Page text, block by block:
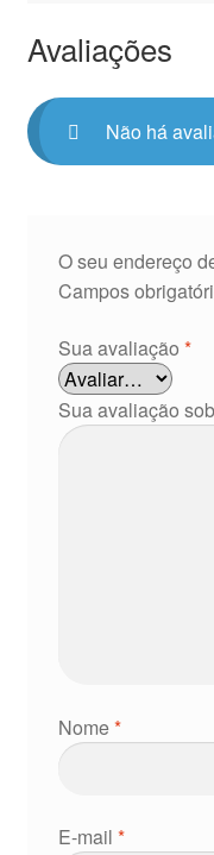
Avaliações
Não há
O seu endereço
Campos
Sua avaliação *
Sua avaliação
Nome*
E-mail *